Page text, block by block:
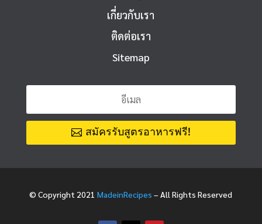
เกี่ยวกับเรา
ติดต่อเรา
Sitemap
สมัครรับสูตรอาหารฟรี!
© Copyright 2021MadeinRecipes – All Rights Reserved